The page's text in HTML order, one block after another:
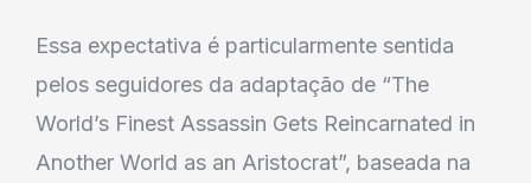
Essa expectativa é particularmente sentida
pelos seguidores da adaptação de “The
World’s Finest Assassin Gets Reincarnated in
Another World as an Aristocrat”, baseada na